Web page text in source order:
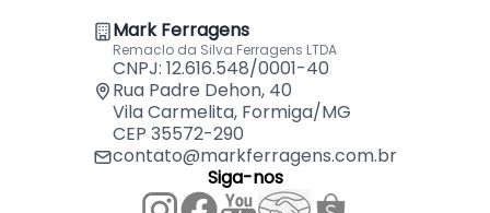
- Medida: 30 x 60
Indicado para:
- Conexão Madeira em Geral
Mark Ferragens
Remaclo da Silva Ferragens LTDA
CNPJ: 12.616.548/0001-40
Rua Padre Dehon, 40
Vila Carmelita, Formiga/MG
CEP 35572-290
contato@markferragens.com.br
Siga-nos